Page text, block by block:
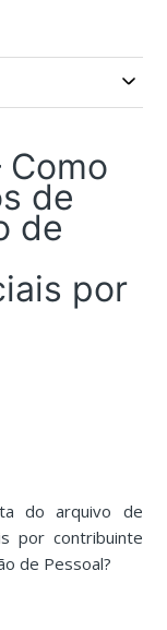
Como
de
de
por
do arquivo de
por contribuinte
de Pessoal?